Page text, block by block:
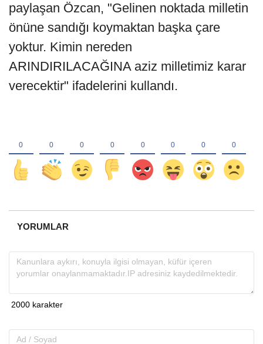
paylaşan Özcan, "Gelinen noktada milletin
önüne sandığı koymaktan başka çare
yoktur. Kimin nereden
ARINDIRILACAĞINA aziz milletimiz karar
verecektir" ifadelerini kullandı.
YORUMLAR